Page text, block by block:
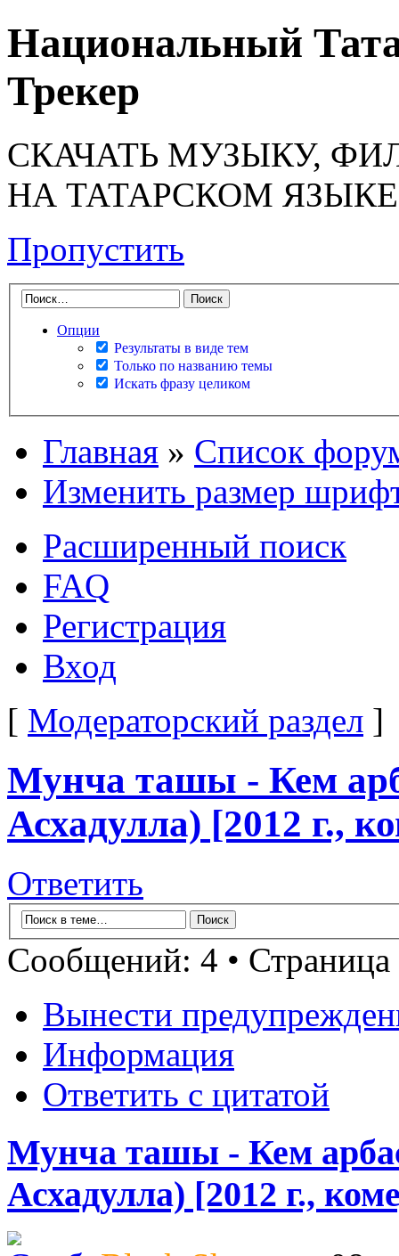
Национальный
Трекер
СКАЧАТЬ МУЗЫКУ,
НА ТАТАРСКОМ ЯЗЫКЕ
Пропустить
Опции
Результаты в виде тем
Только по названию темы
Искать фразу целиком
Главная » Список
Изменить размер
Расширенный поиск
FAQ
Регистрация
Вход
[ Модераторский раздел ]
Мунча ташы - Кем
Асхадулла) [2012 г.,
Ответить
Сообщений: 4 • Страница
Вынести
Информация
Ответить с цитатой
Мунча ташы - Кем
Асхадулла) [2012 г.,